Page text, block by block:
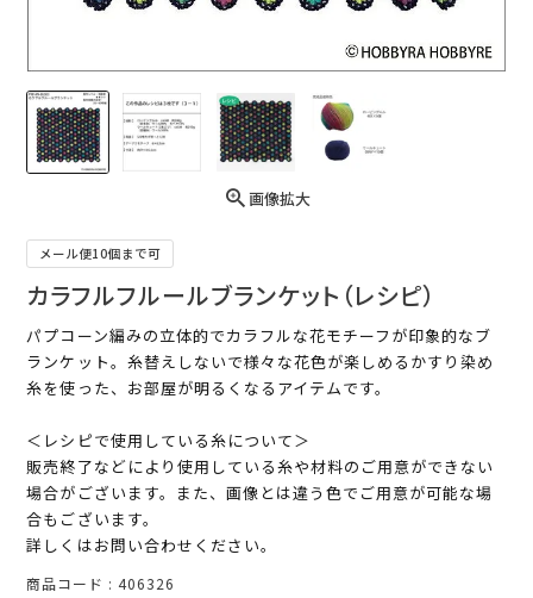
画像拡大
メール便10個まで可
カラフルフルールブランケット（レシピ）
パプコーン編みの立体的でカラフルな花モチーフが印象的なブ
ランケット。糸替えしないで様々な花色が楽しめるかすり染め
糸を使った、お部屋が明るくなるアイテムです。
＜レシピで使用している糸について＞
販売終了などにより使用している糸や材料のご用意ができない
場合がございます。また、画像とは違う色でご用意が可能な場
合もございます。
詳しくはお問い合わせください。
商品コード 406326